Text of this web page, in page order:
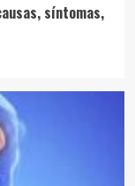
síntomas,